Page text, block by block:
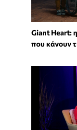
Giant Heart:
που κάνουν